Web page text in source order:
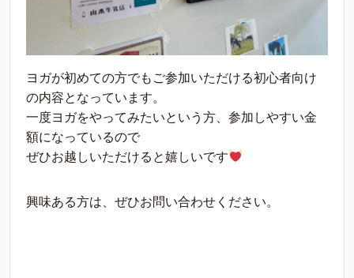
ヨガが初めての方でもご参加いただける初心者向け
の内容となっています。
一度ヨガをやってみたいという方、参加しやすい金
額になっているので
ぜひお越しいただけると嬉しいです
興味ある方は、ぜひお問い合わせください。